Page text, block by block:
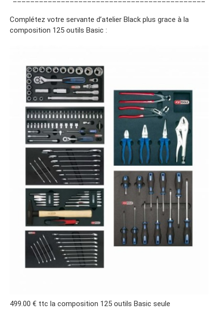
Complétez votre servante d’atelier Black plus grace à la
composition 125 outils Basic :
499.00 € ttc la composition 125 outils Basic seule